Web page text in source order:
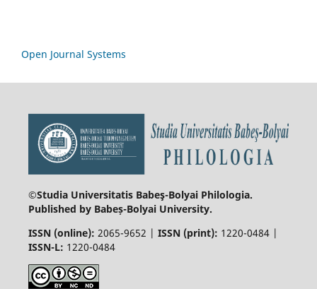
Open Journal Systems
©Studia Universitatis Babeş-Bolyai Philologia.
Published by Babeș-Bolyai University.
ISSN (online): 2065-9652 | ISSN (print): 1220-0484 |
ISSN-L: 1220-0484